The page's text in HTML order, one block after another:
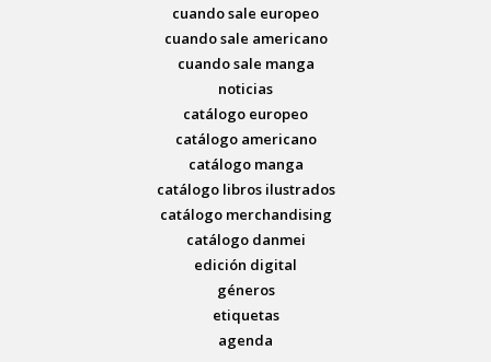
cuando sale europeo
cuando sale americano
cuando sale manga
noticias
catálogo europeo
catálogo americano
catálogo manga
catálogo libros ilustrados
catálogo merchandising
catálogo danmei
edición digital
géneros
etiquetas
agenda